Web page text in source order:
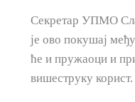
Секретар УПМО
је ово покушај
ће и пружаоци и
вишеструку корист.